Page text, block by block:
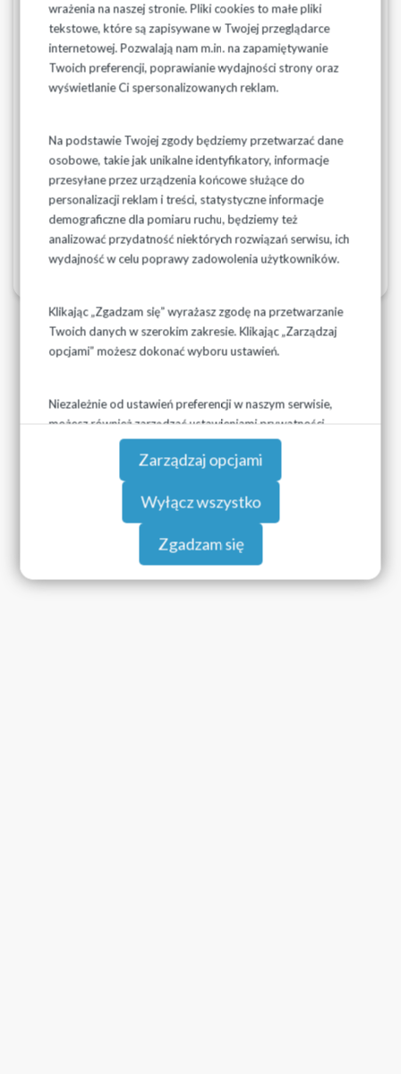
wrażenia na naszej stronie. Pliki cookies to małe pliki
tekstowe, które są zapisywane w Twojej przeglądarce
internetowej. Pozwalają nam m.in. na zapamiętywanie
Twoich preferencji, poprawianie wydajności strony oraz
wyświetlanie Ci spersonalizowanych reklam.
Na podstawie Twojej zgody będziemy przetwarzać dane
osobowe, takie jak unikalne identyfikatory, informacje
przesyłane przez urządzenia końcowe służące do
personalizacji reklam i treści, statystyczne informacje
demograficzne dla pomiaru ruchu, będziemy też
analizować przydatność niektórych rozwiązań serwisu, ich
wydajność w celu poprawy zadowolenia użytkowników.
Klikając „Zgadzam się” wyrażasz zgodę na przetwarzanie
Twoich danych w szerokim zakresie. Klikając „Zarządzaj
opcjami” możesz dokonać wyboru ustawień.
Niezależnie od ustawień preferencji w naszym serwisie,
możesz również zarządzać ustawieniami prywatności
swojej przeglądarki. Więcej informacji o przetwarzaniu
danych znajdziesz wPolityce prywatności.
Zarządzaj opcjami
Wyłącz wszystko
Zgadzam się
Zarząd Spółki
Leon Aleksiejuk– Prezes Zarządu